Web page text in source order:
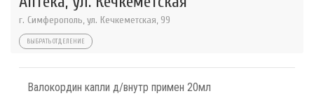
г. Симферополь, ул. Кечкеметская, 99
ВЫБРАТЬ ОТДЕЛЕНИЕ
Валокордин капли д/внутр примен 20мл